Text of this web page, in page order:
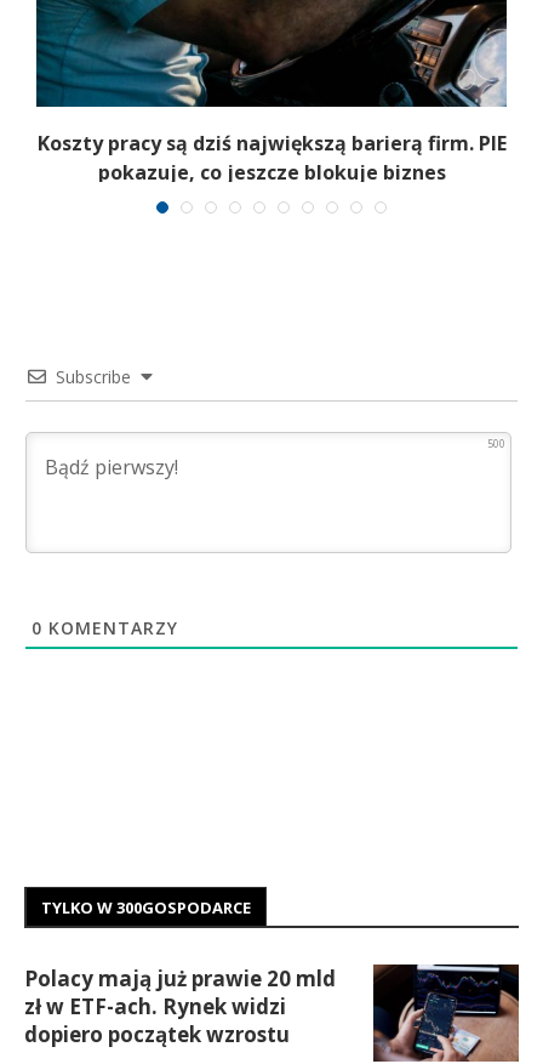
Koszty pracy są dziś największą barierą firm. PIE
pokazuje, co jeszcze blokuje biznes
Subscribe
500
0 KOMENTARZY
TYLKO W 300GOSPODARCE
Polacy mają już prawie 20 mld
zł w ETF-ach. Rynek widzi
dopiero początek wzrostu